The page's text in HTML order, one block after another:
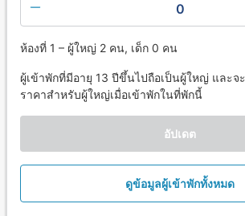
0
ห้องที่ 1 – ผู้ใหญ่ 2 คน, เด็ก 0 คน
ผู้เข้าพักที่มีอายุ 13 ปีขึ้นไปถือเป็นผู้ใหญ่ และจ
ราคาสำหรับผู้ใหญ่เมื่อเข้าพักในที่พักนี้
อัปเดต
ดูข้อมูลผู้เข้าพักทั้งหมด